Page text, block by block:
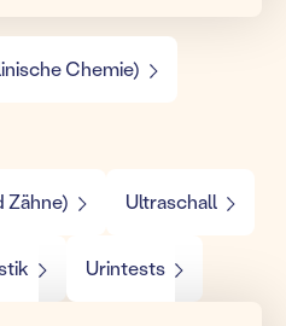
Chemie)
Zähne) Ultraschall
Urintests